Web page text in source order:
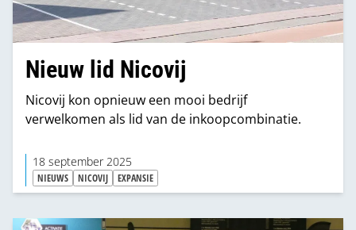
Nieuw lid Nicovij
Nicovij kon opnieuw een mooi bedrijf
verwelkomen als lid van de inkoopcombinatie.
18 september 2025
NIEUWS NICOVIJ EXPANSIE